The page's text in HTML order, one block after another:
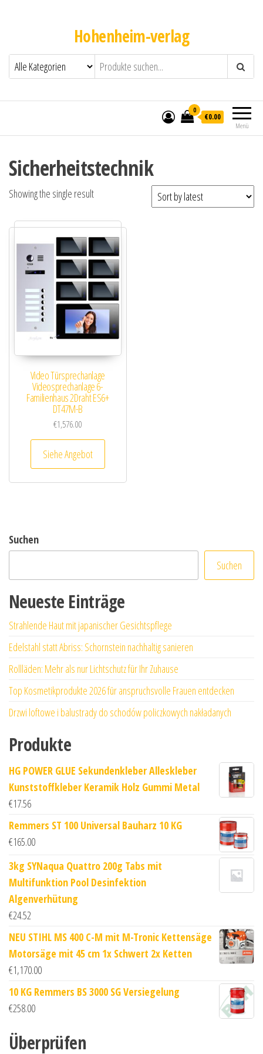
Hohenheim-verlag
Menü
0
€0.00
Sicherheitstechnik
Showing the single result
Video Türsprechanlage
Videosprechanlage 6-
Familienhaus 2Draht ES6+
DT47M-B
€1,576.00
Siehe Angebot
Suchen
Suchen
Neueste Einträge
Strahlende Haut mit japanischer Gesichtspflege
Edelstahl statt Abriss: Schornstein nachhaltig sanieren
Rollläden: Mehr als nur Lichtschutz für Ihr Zuhause
Top Kosmetikprodukte 2026 für anspruchsvolle Frauen entdecken
Drzwi loftowe i balustrady do schodów policzkowych nakładanych
Produkte
HG POWER GLUE Sekundenkleber Alleskleber
Kunststoffkleber Keramik Holz Gummi Metal
€17.56
Remmers ST 100 Universal Bauharz 10 KG
€165.00
3kg SYNaqua Quattro 200g Tabs mit
Multifunktion Pool Desinfektion
Algenverhütung
€24.52
NEU STIHL MS 400 C-M mit M-Tronic Kettensäge
Motorsäge mit 45 cm 1x Schwert 2x Ketten
€1,170.00
10 KG Remmers BS 3000 SG Versiegelung
€258.00
Überprüfen